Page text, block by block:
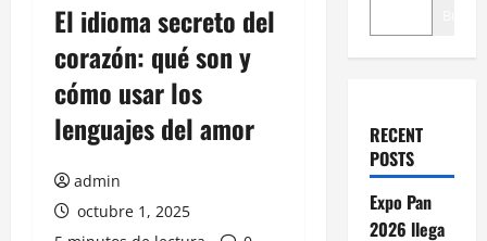
El idioma secreto del
corazón: qué son y
cómo usar los
lenguajes del amor
admin
octubre 1, 2025
RECENT
POSTS
Expo Pan
2026 llega